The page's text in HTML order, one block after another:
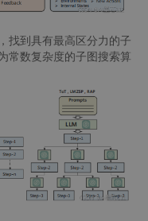
找到具有最高区分力的子
常数复杂度的子图搜索算